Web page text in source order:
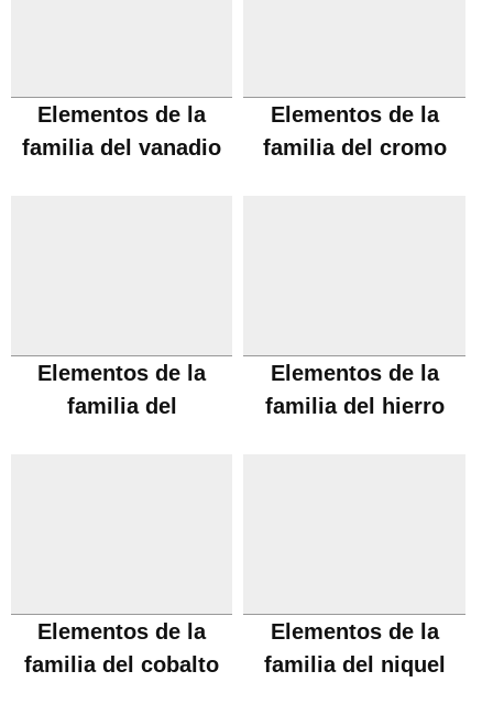
Elementos de la
familia del vanadio
Elementos de la
familia del cromo
Elementos de la
familia del
Elementos de la
familia del hierro
Elementos de la
familia del cobalto
Elementos de la
familia del niquel